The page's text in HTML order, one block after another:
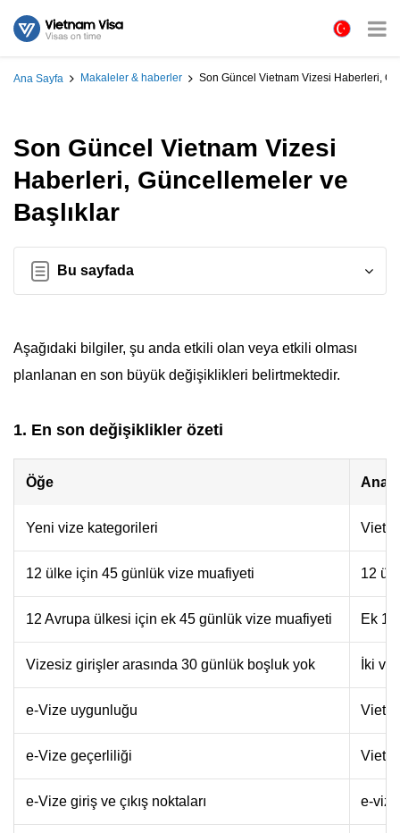
Ana Sayfa Makaleler & haberler Son Güncel Vietnam Vizesi Haberleri,
Son Güncel Vietnam Vizesi
Haberleri, Güncellemeler ve
Başlıklar
Bu sayfada
Aşağıdaki bilgiler, şu anda etkili olan veya etkili olması
planlanan en son büyük değişiklikleri belirtmektedir.
1. En son değişiklikler özeti
Öğe Ana
Yeni vize kategorileri
12 ülke için 45 günlük vize muafiyeti 12
12 Avrupa ülkesi için ek 45 günlük vize muafiyeti Ek
Vizesiz girişler arasında 30 günlük boşluk yok İki
e-Vize uygunluğu
e-Vize geçerliliği
e-Vize giriş ve çıkış noktaları e-